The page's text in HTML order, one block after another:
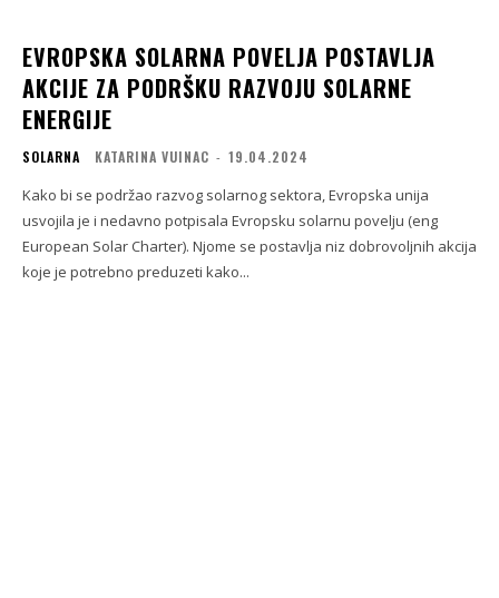
EVROPSKA SOLARNA POVELJA POSTAVLJA
AKCIJE ZA PODRŠKU RAZVOJU SOLARNE
ENERGIJE
SOLARNA KATARINA VUINAC - 19.04.2024
Kako bi se podržao razvog solarnog sektora, Evropska unija
usvojila je i nedavno potpisala Evropsku solarnu povelju (eng
European Solar Charter). Njome se postavlja niz dobrovoljnih akcija
koje je potrebno preduzeti kako...